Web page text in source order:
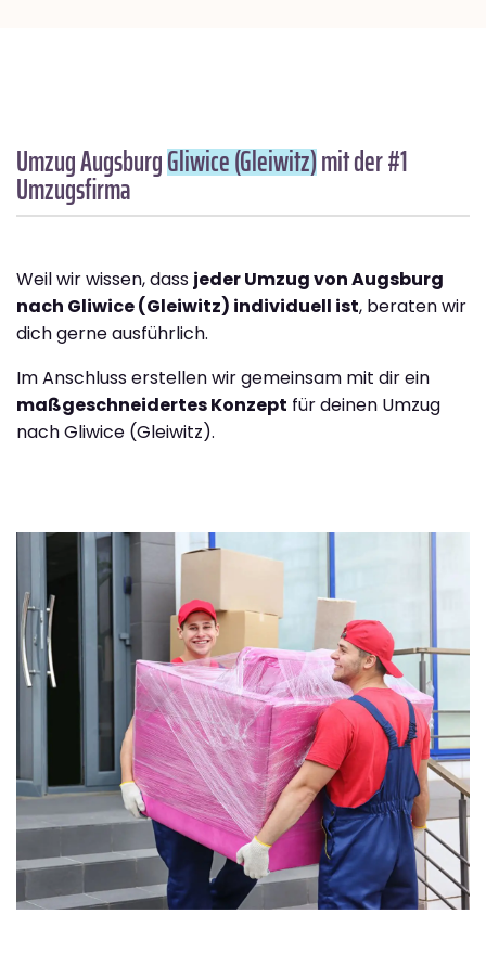
Umzug AugsburgGliwice (Gleiwitz)mit der #1
Umzugsfirma
Weil wir wissen, dass jeder Umzug von Augsburg
nach Gliwice (Gleiwitz) individuell ist, beraten wir
dich gerne ausführlich.
Im Anschluss erstellen wir gemeinsam mit dir ein
maßgeschneidertes Konzept für deinen Umzug
nach Gliwice (Gleiwitz).